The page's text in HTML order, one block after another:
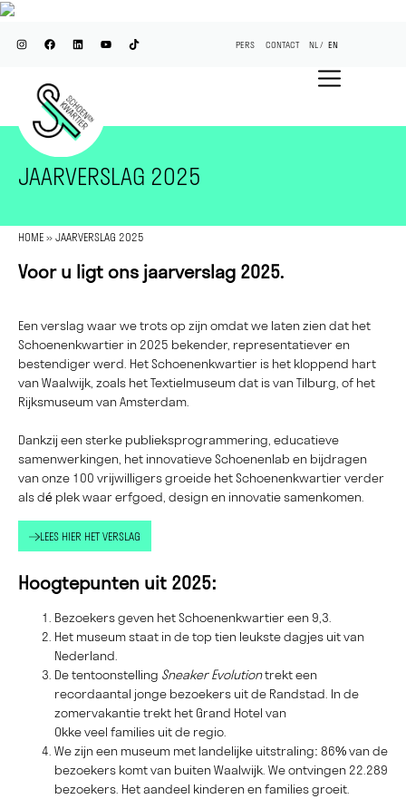
PERS CONTACT NL EN
JAARVERSLAG 2025
HOME » JAARVERSLAG 2025
Voor u ligt ons jaarverslag 2025.
Een verslag waar we trots op zijn omdat we laten zien dat het
Schoenenkwartier in 2025 bekender, representatiever en
bestendiger werd. Het Schoenenkwartier is het kloppend hart
van Waalwijk, zoals het Textielmuseum dat is van Tilburg, of het
Rijksmuseum van Amsterdam.
Dankzij een sterke publieksprogrammering, educatieve
samenwerkingen, het innovatieve Schoenenlab en bijdragen
van onze 100 vrijwilligers groeide het Schoenenkwartier verder
als dé plek waar erfgoed, design en innovatie samenkomen.
LEES HIER HET VERSLAG
Hoogtepunten uit 2025:
Bezoekers geven het Schoenenkwartier een 9,3.
Het museum staat in de top tien leukste dagjes uit van
Nederland.
De tentoonstelling Sneaker Evolutiontrekt een
recordaantal jonge bezoekers uit de Randstad. In de
zomervakantie trekt het Grand Hotel van
Okke veel families uit de regio.
We zijn een museum met landelijke uitstraling: 86% van de
bezoekers komt van buiten Waalwijk. We ontvingen 22.289
bezoekers. Het aandeel kinderen en families groeit.